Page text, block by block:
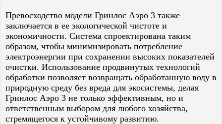
Превосходство модели Гринлос Аэро 3 также
заключается в ее экологической чистоте и
экономичности. Система спроектирована таким
образом, чтобы минимизировать потребление
электроэнергии при сохранении высоких показателей
очистки. Использование продвинутых технологий
обработки позволяет возвращать обработанную воду в
природную среду без вреда для экосистемы, делая
Гринлос Аэро 3 не только эффективным, но и
ответственным выбором для любого хозяйства,
стремящегося к устойчивому развитию.